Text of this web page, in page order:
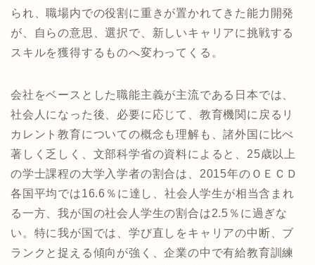
られ、職場内での役割に重きが置かれてきた能力開発
が、自らの意思、選択で、新しいキャリアに挑戦する
スキルを獲得するものへ変わってくる。
会社をベースとした職能主義が主流である日本では、
社会人になった後、必要に応じて、教育機関に戻るリ
カレント教育についての概念も理解も、諸外国に比べ
著しく乏しく、文部科学省の資料によると、25歳以上
の学士課程の大学入学者の割合は、2015年のＯＥＣＤ
各国平均では16.6％に達し、社会人学生が相当含まれ
る一方、我が国の社会人学生の割合は2.5％に過ぎな
い。特に我が国では、学び直しをキャリアの中断、ブ
ランクと捉える傾向が強く、企業の中で有給教育訓練